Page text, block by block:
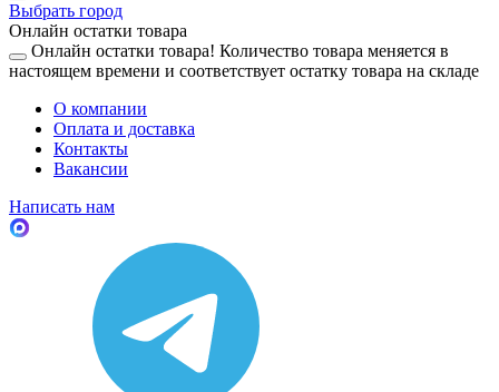
Выбрать город
Онлайн остатки товара
Онлайн остатки товара! Количество товара меняется в
настоящем времени и соответствует остатку товара на складе
О компании
Оплата и доставка
Контакты
Вакансии
Написать нам